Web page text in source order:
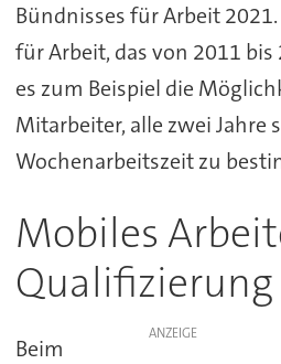
Bündnisses für Arbeit
für Arbeit, das von 2011
es zum Beispiel die
Mitarbeiter, alle zwei Jahre
Wochenarbeitszeit zu
Mobiles
Qualifizierung
ANZEIGE
Beim